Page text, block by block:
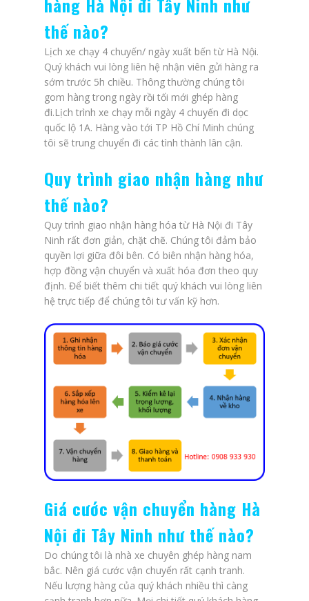
thế nào?
Lịch xe chạy 4 chuyến/ ngày xuất bến từ Hà Nội.
Quý khách vui lòng liên hệ nhận viên gửi hàng ra
sớm trước 5h chiều. Thông thường chúng tôi
gom hàng trong ngày rồi tối mới ghép hàng
đi.Lịch trình xe chạy mỗi ngày 4 chuyến đi dọc
quốc lộ 1A. Hàng vào tới TP Hồ Chí Minh chúng
tôi sẽ trung chuyển đi các tình thành lân cận.
Quy trình giao nhận hàng như
thế nào?
Quy trình giao nhận hàng hóa từ Hà Nội đi Tây
Ninh rất đơn giản, chặt chẽ. Chúng tôi đảm bảo
quyền lợi giữa đôi bên. Có biên nhận hàng hóa,
hợp đồng vận chuyển và xuất hóa đơn theo quy
định. Để biết thêm chi tiết quý khách vui lòng liên
hệ trực tiếp để chúng tôi tư vấn kỹ hơn.
Giá cước vận chuyển hàng Hà
Nội đi Tây Ninh như thế nào?
Do chúng tôi là nhà xe chuyên ghép hàng nam
bắc. Nên giá cước vận chuyển rất cạnh tranh.
Nếu lượng hàng của quý khách nhiều thì càng